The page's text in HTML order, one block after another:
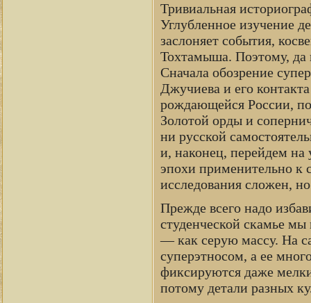
Тривиальная
Углубленное изучение
заслоняет события,
Тохтамыша. Поэтому, да
Сначала обозрение
Джучиева и его
рождающейся России,
Золотой орды и
ни русской
и, наконец, перейдем на
эпохи применительно к
исследования сложен,
Прежде всего надо
студенческой скамье
— как серую массу. На
суперэтносом, а ее
фиксируются даже
потому детали разных